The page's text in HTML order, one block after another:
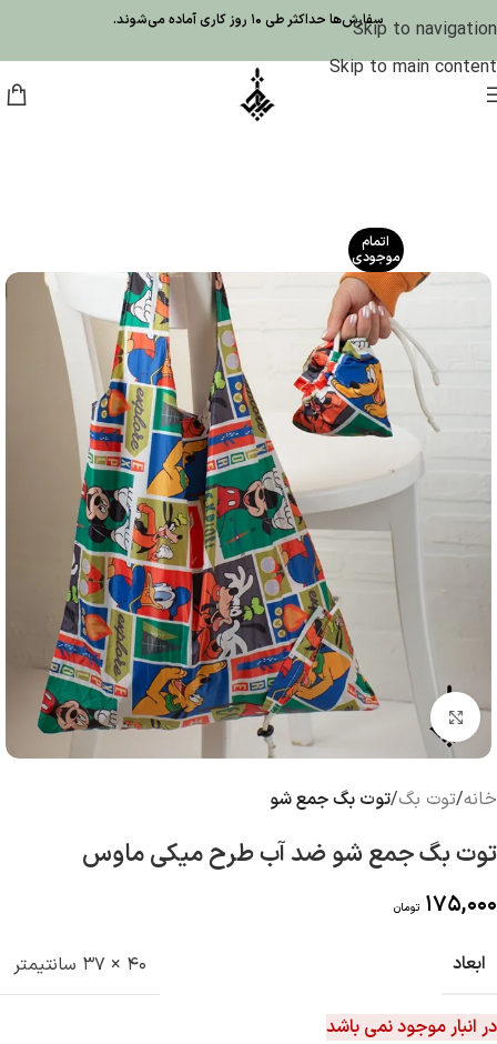
Skip to navigation
Skip to main content
سفارش‌ها حداکثر طی 10 روز کاری آماده می‌شوند.
اتمام
موجودی
بزرگنمایی تصویر
خانه توت بگ توت بگ جمع شو
توت بگ جمع شو ضد آب طرح میکی ماوس
175,000 تومان
ابعاد 40 × 37 سانتیمتر
در انبار موجود نمی باشد